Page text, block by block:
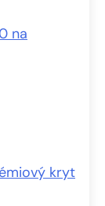
na
kryt